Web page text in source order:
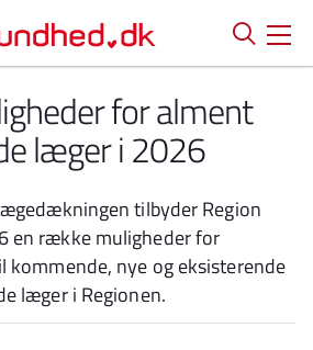
for alment
læger i 2026
tilbyder Region
en række muligheder for
nye og eksisterende
læger i Regionen.